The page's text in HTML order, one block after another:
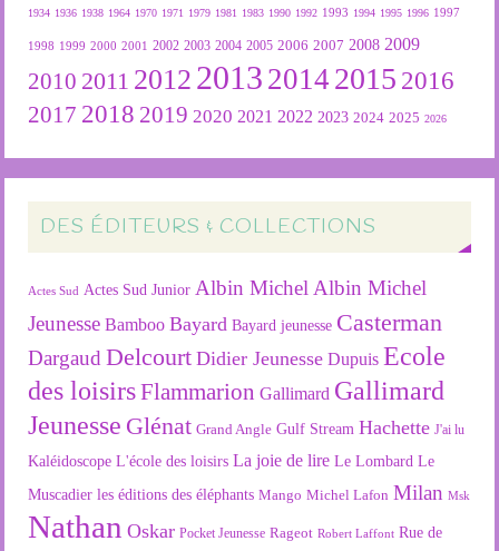
1934 1936 1938 1964 1970 1971 1979 1981 1983 1990 1992 1993 1994 1995 1996 1997
1998 1999 2000 2001 2002 2003 2004 2005 2006 2007 2008 2009
2010 2011 2012 2013 2014 2015 2016
2017 2018 2019 2020 2021 2022 2023 2024 2025 2026
DES ÉDITEURS & COLLECTIONS
Actes Sud Actes Sud Junior Albin Michel Albin Michel
Jeunesse Bamboo Bayard Bayard jeunesse Casterman
Dargaud Delcourt Didier Jeunesse Dupuis Ecole
des loisirsFlammarion Gallimard Gallimard
Jeunesse Glénat Grand Angle Gulf Stream Hachette J'ai lu
Kaléidoscope L'école des loisirs La joie de lire Le Lombard Le
Muscadier les éditions des éléphants Mango Michel Lafon Milan Msk
Nathan Oskar Pocket Jeunesse Rageot Robert Laffont Rue de